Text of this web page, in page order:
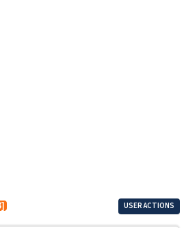
USER ACTIONS